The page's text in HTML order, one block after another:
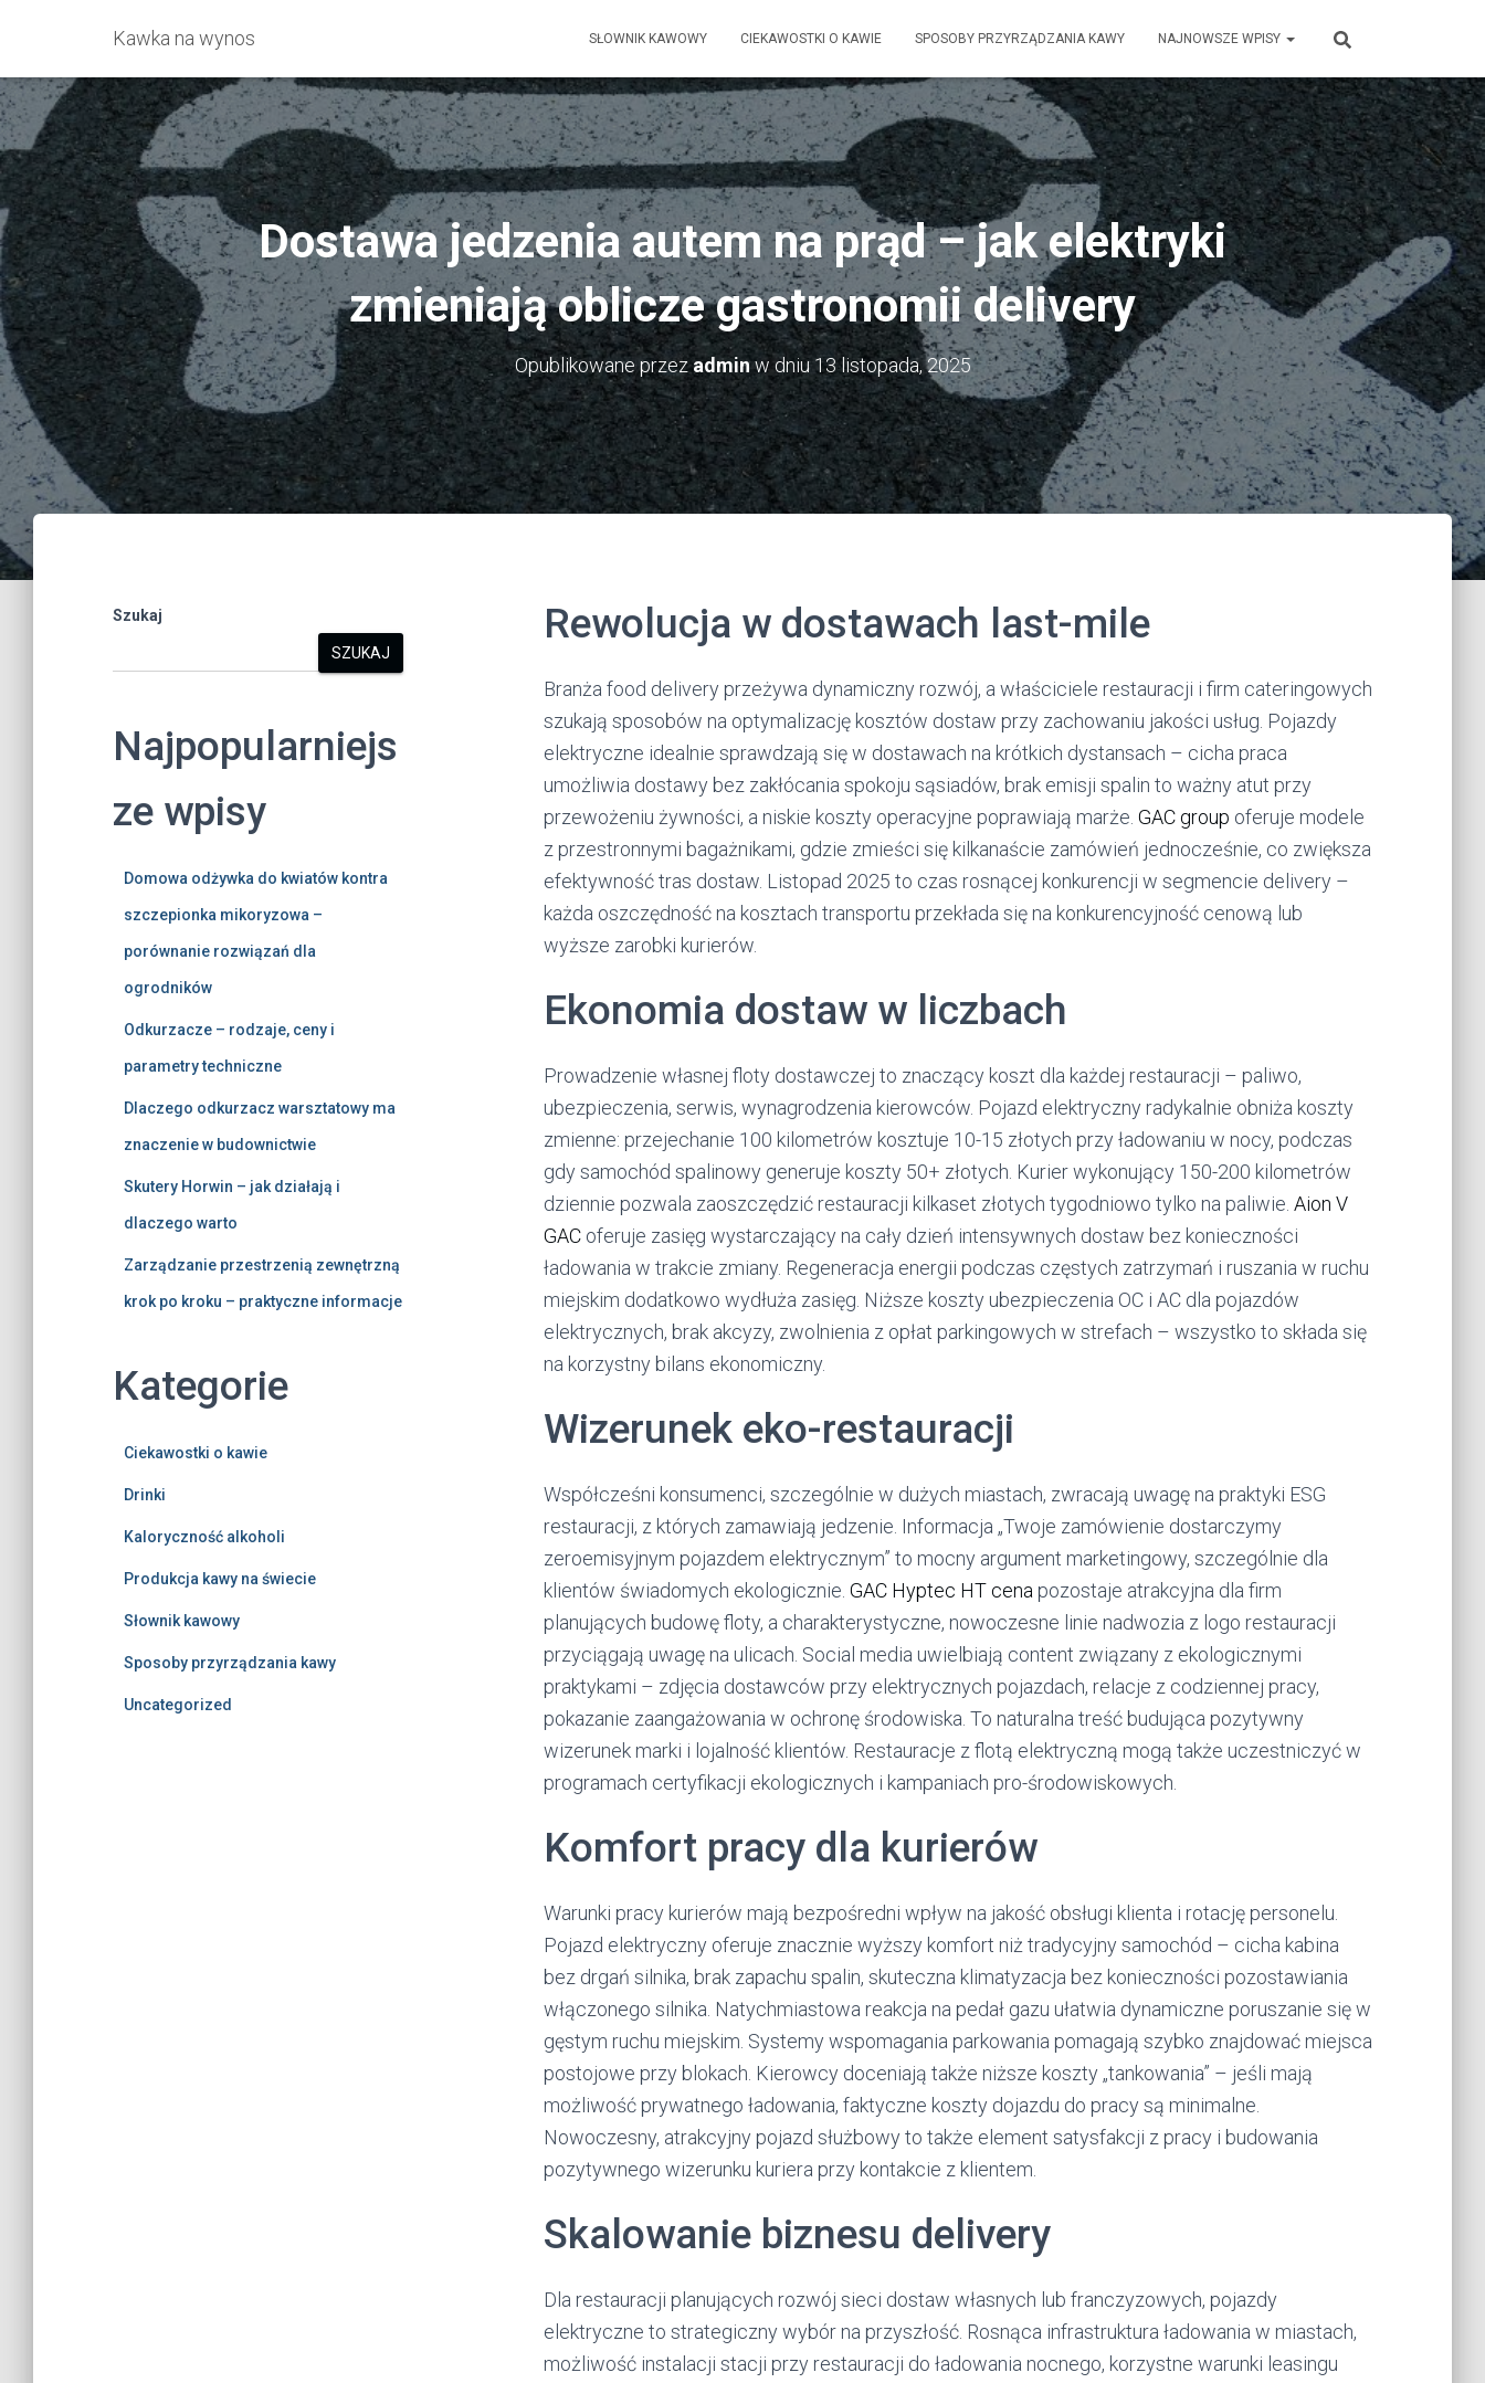
Kawka na wynos SŁOWNIK KAWOWY CIEKAWOSTKI O KAWIE SPOSOBY PRZYRZĄDZANIA KAWY NAJNOWSZE WPISY
Dostawa jedzenia autem na prąd – jak elektryki
zmieniają oblicze gastronomii delivery
Opublikowane przezadminw dniu 13 listopada, 2025
Szukaj
SZUKAJ
Najpopularniejs
ze wpisy
Domowa odżywka do kwiatów kontra
szczepionka mikoryzowa –
porównanie rozwiązań dla
ogrodników
Odkurzacze – rodzaje, ceny i
parametry techniczne
Dlaczego odkurzacz warsztatowy ma
znaczenie w budownictwie
Skutery Horwin – jak działają i
dlaczego warto
Zarządzanie przestrzenią zewnętrzną
krok po kroku – praktyczne informacje
Kategorie
Ciekawostki o kawie
Drinki
Kaloryczność alkoholi
Produkcja kawy na świecie
Słownik kawowy
Sposoby przyrządzania kawy
Uncategorized
Rewolucja w dostawach last-mile
Branża food delivery przeżywa dynamiczny rozwój, a właściciele restauracji i firm cateringowych
szukają sposobów na optymalizację kosztów dostaw przy zachowaniu jakości usług. Pojazdy
elektryczne idealnie sprawdzają się w dostawach na krótkich dystansach – cicha praca
umożliwia dostawy bez zakłócania spokoju sąsiadów, brak emisji spalin to ważny atut przy
przewożeniu żywności, a niskie koszty operacyjne poprawiają marże. GAC group oferuje modele
z przestronnymi bagażnikami, gdzie zmieści się kilkanaście zamówień jednocześnie, co zwiększa
efektywność tras dostaw. Listopad 2025 to czas rosnącej konkurencji w segmencie delivery –
każda oszczędność na kosztach transportu przekłada się na konkurencyjność cenową lub
wyższe zarobki kurierów.
Ekonomia dostaw w liczbach
Prowadzenie własnej floty dostawczej to znaczący koszt dla każdej restauracji – paliwo,
ubezpieczenia, serwis, wynagrodzenia kierowców. Pojazd elektryczny radykalnie obniża koszty
zmienne: przejechanie 100 kilometrów kosztuje 10-15 złotych przy ładowaniu w nocy, podczas
gdy samochód spalinowy generuje koszty 50+ złotych. Kurier wykonujący 150-200 kilometrów
dziennie pozwala zaoszczędzić restauracji kilkaset złotych tygodniowo tylko na paliwie. Aion V
GAC oferuje zasięg wystarczający na cały dzień intensywnych dostaw bez konieczności
ładowania w trakcie zmiany. Regeneracja energii podczas częstych zatrzymań i ruszania w ruchu
miejskim dodatkowo wydłuża zasięg. Niższe koszty ubezpieczenia OC i AC dla pojazdów
elektrycznych, brak akcyzy, zwolnienia z opłat parkingowych w strefach – wszystko to składa się
na korzystny bilans ekonomiczny.
Wizerunek eko-restauracji
Współcześni konsumenci, szczególnie w dużych miastach, zwracają uwagę na praktyki ESG
restauracji, z których zamawiają jedzenie. Informacja „Twoje zamówienie dostarczymy
zeroemisyjnym pojazdem elektrycznym” to mocny argument marketingowy, szczególnie dla
klientów świadomych ekologicznie. GAC Hyptec HT cena pozostaje atrakcyjna dla firm
planujących budowę floty, a charakterystyczne, nowoczesne linie nadwozia z logo restauracji
przyciągają uwagę na ulicach. Social media uwielbiają content związany z ekologicznymi
praktykami – zdjęcia dostawców przy elektrycznych pojazdach, relacje z codziennej pracy,
pokazanie zaangażowania w ochronę środowiska. To naturalna treść budująca pozytywny
wizerunek marki i lojalność klientów. Restauracje z flotą elektryczną mogą także uczestniczyć w
programach certyfikacji ekologicznych i kampaniach pro-środowiskowych.
Komfort pracy dla kurierów
Warunki pracy kurierów mają bezpośredni wpływ na jakość obsługi klienta i rotację personelu.
Pojazd elektryczny oferuje znacznie wyższy komfort niż tradycyjny samochód – cicha kabina
bez drgań silnika, brak zapachu spalin, skuteczna klimatyzacja bez konieczności pozostawiania
włączonego silnika. Natychmiastowa reakcja na pedał gazu ułatwia dynamiczne poruszanie się w
gęstym ruchu miejskim. Systemy wspomagania parkowania pomagają szybko znajdować miejsca
postojowe przy blokach. Kierowcy doceniają także niższe koszty „tankowania” – jeśli mają
możliwość prywatnego ładowania, faktyczne koszty dojazdu do pracy są minimalne.
Nowoczesny, atrakcyjny pojazd służbowy to także element satysfakcji z pracy i budowania
pozytywnego wizerunku kuriera przy kontakcie z klientem.
Skalowanie biznesu delivery
Dla restauracji planujących rozwój sieci dostaw własnych lub franczyzowych, pojazdy
elektryczne to strategiczny wybór na przyszłość. Rosnąca infrastruktura ładowania w miastach,
możliwość instalacji stacji przy restauracji do ładowania nocnego, korzystne warunki leasingu